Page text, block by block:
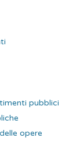
pubblici
opere